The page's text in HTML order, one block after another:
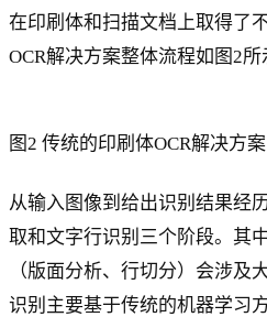
在印刷体和扫描文档上取得了
OCR解决方案整体流程如图2所
图2 传统的印刷体OCR解决方案
从输入图像到给出识别结果经
取和文字行识别三个阶段。其
（版面分析、行切分）会涉及
识别主要基于传统的机器学习